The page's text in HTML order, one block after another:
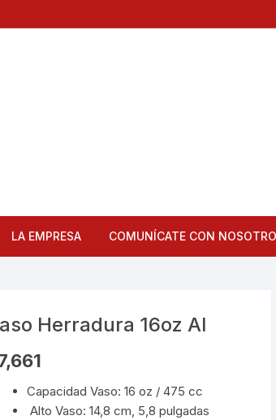
LA EMPRESA COMUNÍCATE CON
Herradura 16oz Al
Capacidad Vaso: 16 oz / 475 cc
Alto Vaso: 14,8 cm, 5,8 pulgadas